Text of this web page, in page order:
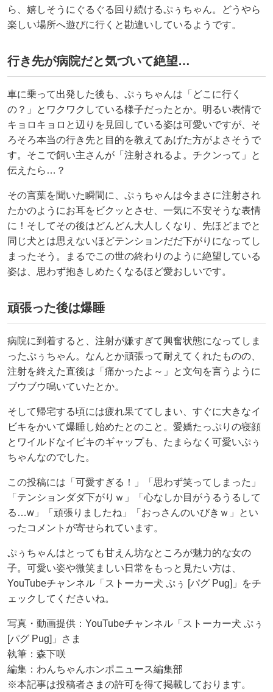
ら、嬉しそうにぐるぐる回り続けるぷぅちゃん。どうやら
楽しい場所へ遊びに行くと勘違いしているようです。
行き先が病院だと気づいて絶望…
車に乗って出発した後も、ぷぅちゃんは「どこに行く
の？」とワクワクしている様子だったとか。明るい表情で
キョロキョロと辺りを見回している姿は可愛いですが、そ
ろそろ本当の行き先と目的を教えてあげた方がよさそうで
す。そこで飼い主さんが「注射されるよ。チクンって」と
伝えたら…？
その言葉を聞いた瞬間に、ぷぅちゃんは今まさに注射され
たかのようにお耳をビクッとさせ、一気に不安そうな表情
に！そしてその後はどんどん大人しくなり、先ほどまでと
同じ犬とは思えないほどテンションだだ下がりになってし
まったそう。まるでこの世の終わりのように絶望している
姿は、思わず抱きしめたくなるほど愛おしいです。
頑張った後は爆睡
病院に到着すると、注射が嫌すぎて興奮状態になってしま
ったぷぅちゃん。なんとか頑張って耐えてくれたものの、
注射を終えた直後は「痛かったよ～」と文句を言うように
ブウブウ鳴いていたとか。
そして帰宅する頃には疲れ果ててしまい、すぐに大きなイ
ビキをかいて爆睡し始めたとのこと。愛嬌たっぷりの寝顔
とワイルドなイビキのギャップも、たまらなく可愛いぷぅ
ちゃんなのでした。
この投稿には「可愛すぎる‪！」「思わず笑ってしまった」
「テンションダダ下がりｗ」「心なしか目がうるうるして
る…w」「頑張りましたね」「おっさんのいびきｗ」とい
ったコメントが寄せられています。‬
ぷぅちゃんはとっても甘えん坊なところが魅力的な女の
子。可愛い姿や微笑ましい日常をもっと見たい方は、
YouTubeチャンネル「ストーカー犬 ぷぅ [パグ Pug]」をチ
ェックしてくださいね。
写真・動画提供：YouTubeチャンネル「ストーカー犬 ぷぅ
[パグ Pug]」さま
執筆：森下咲
編集：わんちゃんホンポニュース編集部
※本記事は投稿者さまの許可を得て掲載しております。